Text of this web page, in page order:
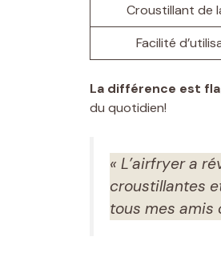
Croustillant de
Facilité
La différence est
du quotidien!
« L’airfryer a
croustillantes
tous mes amis